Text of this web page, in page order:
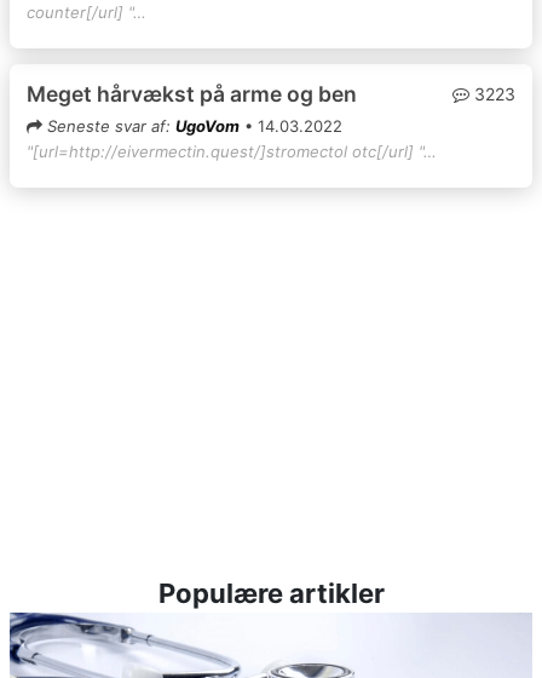
counter[/url] "…
Meget hårvækst på arme og ben 3223
Seneste svar af: UgoVom • 14.03.2022
"[url=http://eivermectin.quest/]stromectol otc[/url] "…
Populære artikler